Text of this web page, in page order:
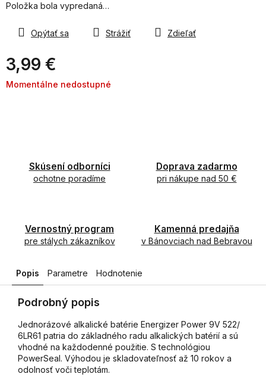
3,99 €
Jednotková
Momentálne nedostupné
Položka bola vypredaná…
Opýtať sa Strážiť Zdieľať
Skúsení odborníci
ochotne poradíme
Doprava zadarmo
pri nákupe nad 50 €
Vernostný program
pre stálych zákazníkov
Kamenná predajňa
v Bánovciach nad Bebravou
Popis Parametre Hodnotenie
Podrobný popis
Jednorázové alkalické batérie Energizer Power 9V 522/
6LR61 patria do základného radu alkalických batérií a sú
vhodné na každodenné použitie. S technológiou
PowerSeal. Výhodou je skladovateľnosť až 10 rokov a
odolnosť voči teplotám.